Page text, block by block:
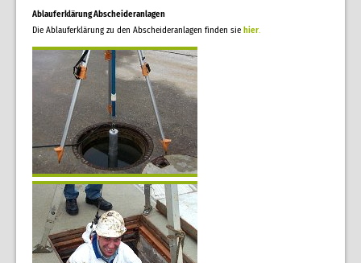
Ablauferklärung Abscheideranlagen
Die Ablauferklärung zu den Abscheideranlagen finden sie hier